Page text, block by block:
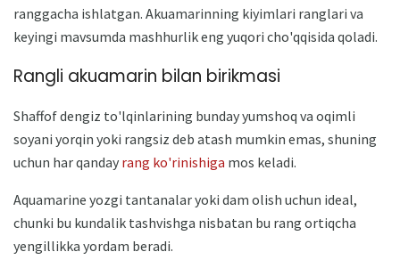
ranggacha ishlatgan. Akuamarinning kiyimlari ranglari va
keyingi mavsumda mashhurlik eng yuqori cho'qqisida qoladi.
Rangli akuamarin bilan birikmasi
Shaffof dengiz to'lqinlarining bunday yumshoq va oqimli
soyani yorqin yoki rangsiz deb atash mumkin emas, shuning
uchun har qanday rang ko'rinishiga mos keladi.
Aquamarine yozgi tantanalar yoki dam olish uchun ideal,
chunki bu kundalik tashvishga nisbatan bu rang ortiqcha
yengillikka yordam beradi.